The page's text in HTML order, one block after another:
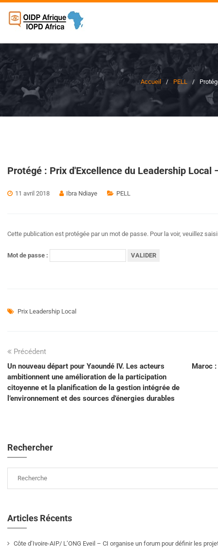
Accueil PELL
Protégé : Prix d'Excellence du Leadership Local
11 avril 2018 Ibra Ndiaye PELL
Cette publication est protégée par un mot de passe. Pour la voir, veuillez
Mot de passe :
Prix Leadership Local
Précédent
Un nouveau départ pour Yaoundé IV. Les acteurs
ambitionnent une amélioration de la participation
citoyenne et la planification de la gestion intégrée de
l’environnement et des sources d’énergies durables
Maroc
Rechercher
Articles Récents
Côte d’Ivoire-AIP/ L’ONG Eveil – CI organise un forum pour définir les